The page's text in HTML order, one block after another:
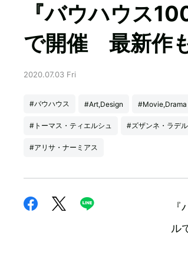
『バウハウス
で開催 最新作
2020.07.03 Fri
#バウハウス #Art,Design #Movie,Drama
#トーマス・ティエルシュ #ズザンネ・ラデ
#アリサ・ナーミアス
ル